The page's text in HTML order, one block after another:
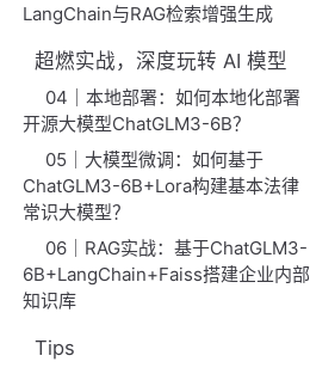
LangChain与RAG检索增强生成
超燃实战，深度玩转 AI 模型
04｜本地部署：如何本地化部署
开源大模型ChatGLM3-6B？
05｜大模型微调：如何基于
ChatGLM3-6B+Lora构建基本法律
常识大模型？
06｜RAG实战：基于ChatGLM3-
6B+LangChain+Faiss搭建企业内部
知识库
Tips